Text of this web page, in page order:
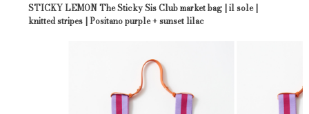
STICKY LEMON The Sticky Sis Club market bag | il sole |
knitted stripes | Positano purple + sunset lilac